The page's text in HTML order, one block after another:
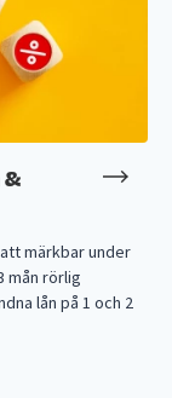
märkbar under
mån rörlig
lån på 1 och 2